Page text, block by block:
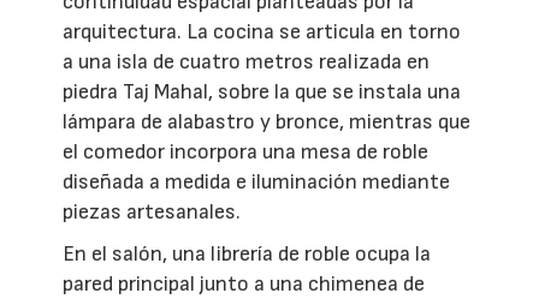
arquitectura. La cocina se articula en torno
a una isla de cuatro metros realizada en
piedra Taj Mahal, sobre la que se instala una
lámpara de alabastro y bronce, mientras que
el comedor incorpora una mesa de roble
diseñada a medida e iluminación mediante
piezas artesanales.
En el salón, una librería de roble ocupa la
pared principal junto a una chimenea de